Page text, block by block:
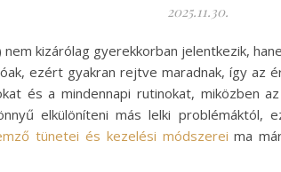
2025.11.30.
kizárólag gyerekkorban jelentkezik,
ezért gyakran rejtve maradnak, így
és a mindennapi rutinokat, miközben
elkülöníteni más lelki
tünetei és kezelési módszerei ma